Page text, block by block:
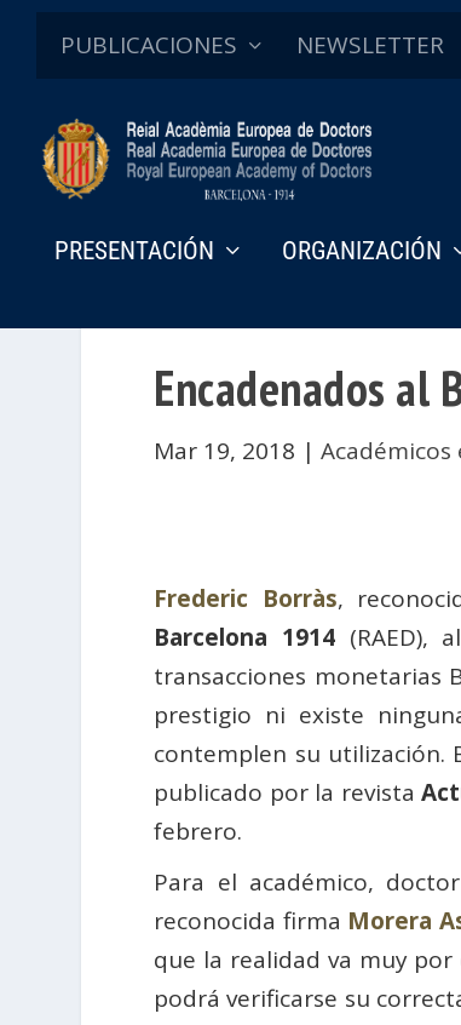
PUBLICACIONES NEWSLETTER
PRESENTACIÓN ORGANIZACIÓN
Encadenados al
Mar 19, 2018 |Académicos
Frederic Borràs,
Barcelona 1914(RAED),
transacciones monetarias
prestigio ni existe
contemplen su utilización.
publicado por la revista
febrero.
Para el académico,
reconocida firma Morera
que la realidad va muy
podrá verificarse su